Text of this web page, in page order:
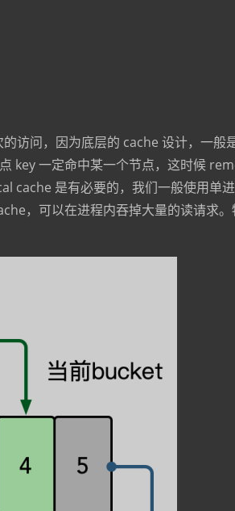
访问，因为底层的 cache 设计，一般
key 一定命中某一个节点，这时候
cache 是有必要的，我们一般使用单
，可以在进程内吞掉大量的读请求。